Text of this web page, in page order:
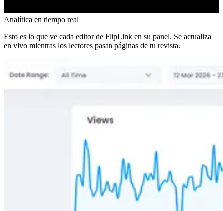
Analítica en tiempo real
Esto es lo que ve cada editor de FlipLink en su panel. Se actualiza
en vivo mientras los lectores pasan páginas de tu revista.